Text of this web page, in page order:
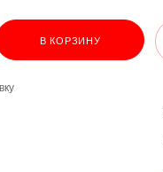
В КОРЗИНУ